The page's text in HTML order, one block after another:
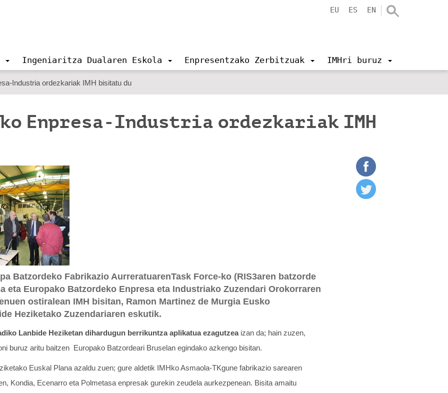
EU ES EN
Ingeniaritza Dualaren Eskola Enpresentzako Zerbitzuak IMHri buruz
Industria ordezkariak IMH bisitatu du
Enpresa-Industria ordezkariak IMH
Batzordeko Fabrikazio AurreratuarenTask Force-ko (RIS3aren batzorde
eta Europako Batzordeko Enpresa eta Industriako Zuzendari Orokorraren
ostiralean IMH bisitan, Ramon Martinez de Murgia Eusko
Heziketako Zuzendariaren eskutik.
Lanbide Heziketan dihardugun berrikuntza aplikatua ezagutzeaizan da; hain zuzen,
buruz aritu baitzen Europako Batzordeari Bruselan egindako azkengo bisitan.
Euskal Plana azaldu zuen; gure aldetik IMHko Asmaola-TKgune fabrikazio sarearen
Kondia, Ecenarro eta Polmetasa enpresak gurekin zeudela aurkezpenean. Bisita amaitu